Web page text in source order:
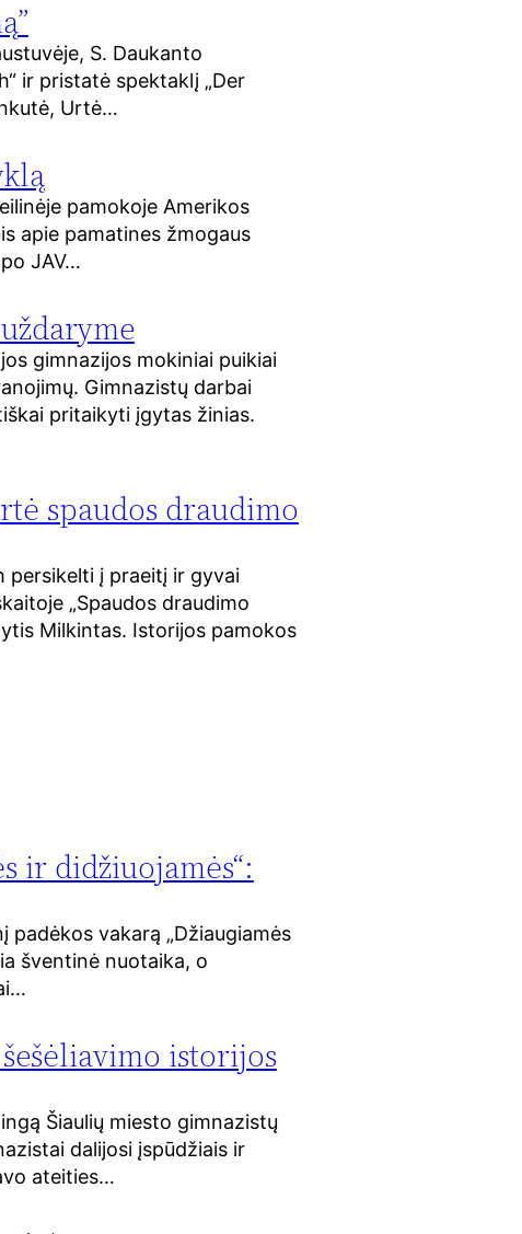
S. Daukanto
ir pristatė spektaklį „Der
Urtė…
pamokoje Amerikos
apie pamatines žmogaus
JAV…
gimnazijos mokiniai puikiai
Gimnazistų darbai
pritaikyti įgytas žinias.
spaudos draudimo
persikelti į praeitį ir gyvai
„Spaudos draudimo
Milkintas. Istorijos pamokos
ir didžiuojamės“:
padėkos vakarą „Džiaugiamės
šventinė nuotaika, o
istorijos
Šiaulių miesto gimnazistų
dalijosi įspūdžiais ir
ateities…